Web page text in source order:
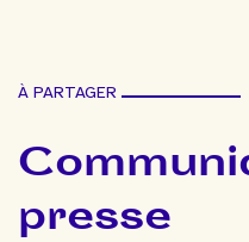
À PARTAGER
presse